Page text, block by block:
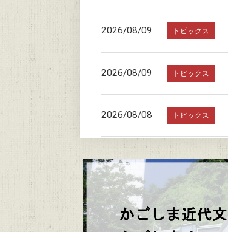
2026/08/09 トピックス
2026/08/09 トピックス
2026/08/08 トピックス
2026/07/24
2026/07/23